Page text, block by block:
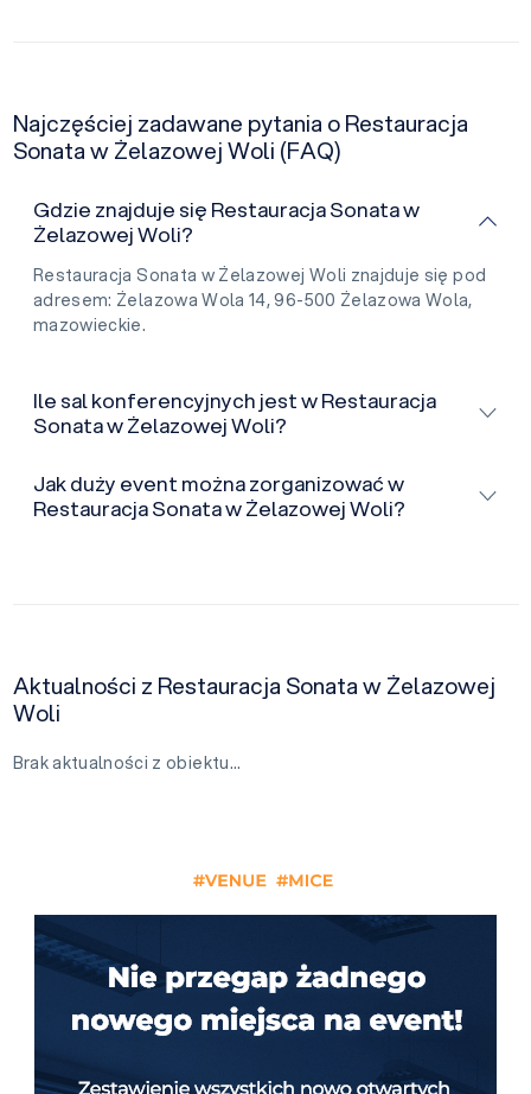
Najczęściej zadawane pytania o Restauracja
Sonata w Żelazowej Woli (FAQ)
Gdzie znajduje się Restauracja Sonata w
Żelazowej Woli?
Restauracja Sonata w Żelazowej Woli znajduje się pod
adresem: Żelazowa Wola 14, 96-500 Żelazowa Wola,
mazowieckie.
Ile sal konferencyjnych jest w Restauracja
Sonata w Żelazowej Woli?
Jak duży event można zorganizować w
Restauracja Sonata w Żelazowej Woli?
Aktualności z Restauracja Sonata w Żelazowej
Woli
Brak aktualności z obiektu…